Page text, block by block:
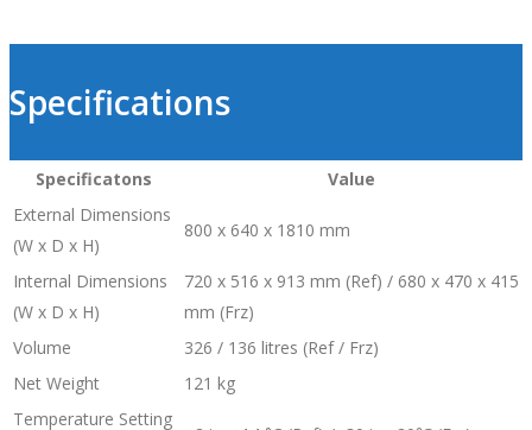
Specifications
Specificatons
Value
External Dimensions
(W x D x H)
800 x 640 x 1810 mm
Internal Dimensions
(W x D x H)
720 x 516 x 913 mm (Ref) / 680 x 470 x 415
mm (Frz)
Volume
326 / 136 litres (Ref / Frz)
Net Weight
121 kg
Temperature Setting